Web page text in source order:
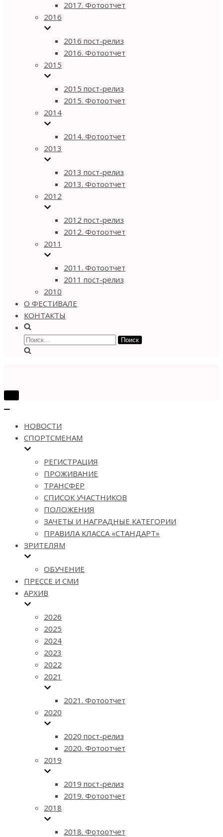
2017. Фотоотчет
2016
2016 пост-релиз
2016. Фотоотчет
2015
2015 пост-релиз
2015. Фотоотчет
2014
2014. Фотоотчет
2013
2013 пост-релиз
2013. Фотоотчет
2012
2012 пост-релиз
2012. Фотоотчет
2011
2011. Фотоотчет
2011 пост-релиз
2010
О ФЕСТИВАЛЕ
КОНТАКТЫ
Найти:
Показать/
навигациюНОВОСТИ
СПОРТСМЕНАМ
РЕГИСТРАЦИЯ
ПРОЖИВАНИЕ
ТРАНСФЕР
СПИСОК УЧАСТНИКОВ
ПОЛОЖЕНИЯ
ЗАЧЕТЫ И НАГРАДНЫЕ КАТЕГОРИИ
ПРАВИЛА КЛАССА «СТАНДАРТ»
ЗРИТЕЛЯМ
ОБУЧЕНИЕ
ПРЕССЕ И СМИ
АРХИВ
2026
2025
2024
2023
2022
2021
2021. Фотоотчет
2020
2020 пост-релиз
2020. Фотоотчет
2019
2019 пост-релиз
2019. Фотоотчет
2018
2018. Фотоотчет